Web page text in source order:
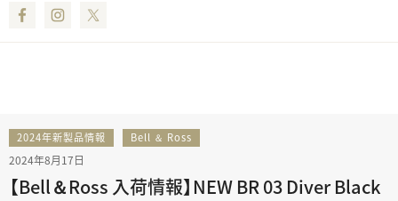
FacebookInstagram
2024年新製品情報 Bell ＆ Ross
2024年8月17日
【Bell＆Ross 入荷情報】NEW BR 03 Diver Black